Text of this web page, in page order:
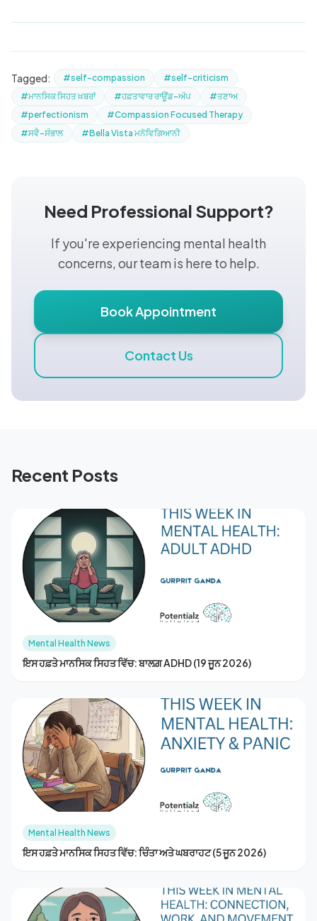
Tagged: #self-compassion
#self-criticism
#ਮਾਨਸਿਕ ਸਿਹਤ ਖ਼ਬਰਾਂ
#ਹਫ਼ਤਾਵਾਰ ਰਾਊਂਡ-ਅੱਪ
#ਤਣਾਅ
#perfectionism
#Compassion Focused Therapy
#ਸਵੈ-ਸੰਭਾਲ
#Bella Vista ਮਨੋਵਿਗਿਆਨੀ
Need Professional Support?
If you're experiencing mental health
concerns, our team is here to help.
Book Appointment
Contact Us
Recent Posts
Mental Health News
ਇਸ ਹਫ਼ਤੇ ਮਾਨਸਿਕ ਸਿਹਤ ਵਿੱਚ: ਬਾਲਗ਼ ADHD (19 ਜੂਨ 2026)
Mental Health News
ਇਸ ਹਫ਼ਤੇ ਮਾਨਸਿਕ ਸਿਹਤ ਵਿੱਚ: ਚਿੰਤਾ ਅਤੇ ਘਬਰਾਹਟ (5 ਜੂਨ 2026)